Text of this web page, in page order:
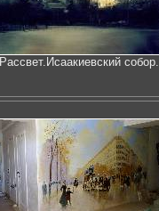
Рассвет.Исаакиевский собор.